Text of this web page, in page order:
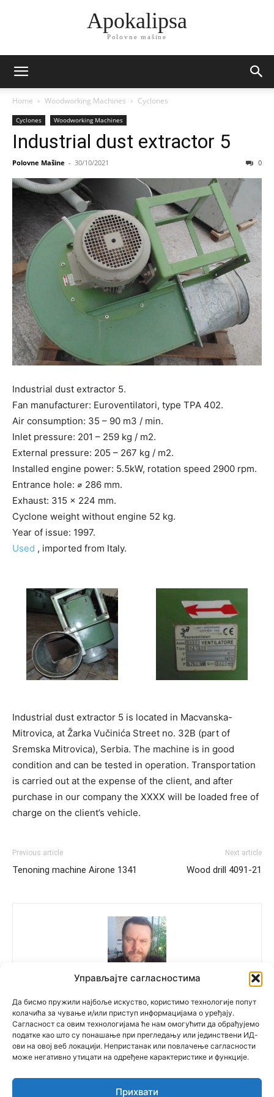
Управљајте сагласностима
Да бисмо пружили најбоље искуство, користимо технологије попут
колачића за чување и/или приступ информацијама о уређају.
Сагласност са овим технологијама ће нам омогућити да обрађујемо
податке као што су понашање при прегледању или јединствени ИД-
ови на овој веб локацији. Непристанак или повлачење сагласности
може негативно утицати на одређене карактеристике и функције.
Прихвати
Apokalipsa
Polovne mašine
Home Woodworking Machines Cyclones
Cyclones Woodworking Machines
Industrial dust extractor 5
Polovne Mašine - 30/10/2021 0
Industrial dust extractor 5.
Fan manufacturer: Euroventilatori, type TPA 402.
Air consumption: 35 – 90 m3 / min.
Inlet pressure: 201 – 259 kg / m2.
External pressure: 205 – 267 kg / m2.
Installed engine power: 5.5kW, rotation speed 2900 rpm.
Entrance hole: ⌀ 286 mm.
Exhaust: 315 x 224 mm.
Cyclone weight without engine 52 kg.
Year of issue: 1997.
Used , imported from Italy.
Industrial dust extractor 5 is located in Macvanska-
Mitrovica, at Žarka Vučinića Street no. 32B (part of
Sremska Mitrovica), Serbia. The machine is in good
condition and can be tested in operation. Transportation
is carried out at the expense of the client, and after
purchase in our company the XXXX will be loaded free of
charge on the client’s vehicle.
Previous article
Tenoning machine Airone 1341
Next article
Wood drill 4091-21